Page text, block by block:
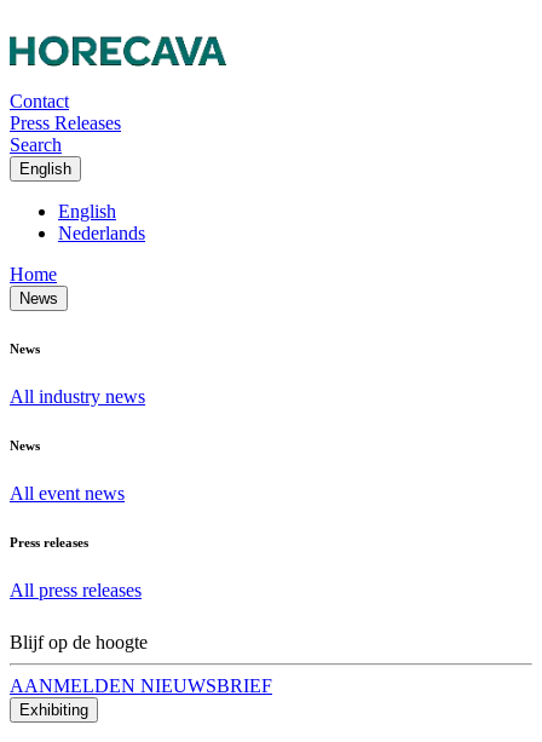
Contact
Press Releases
Search
English
English
Nederlands
Home
News
News
All industry news
News
All event news
Press releases
All press releases
Blijf op de hoogte
AANMELDEN NIEUWSBRIEF
Exhibiting